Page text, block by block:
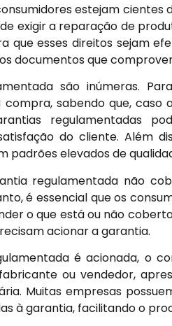
estejam cientes
exigir a reparação de
que esses direitos sejam
documentos que
são inúmeras.
sabendo que, caso
regulamentadas
do cliente. Além
elevados de
regulamentada não
é essencial que os
o que está ou não
acionar a garantia.
é acionada, o
ou vendedor,
Muitas empresas
à garantia, facilitando o